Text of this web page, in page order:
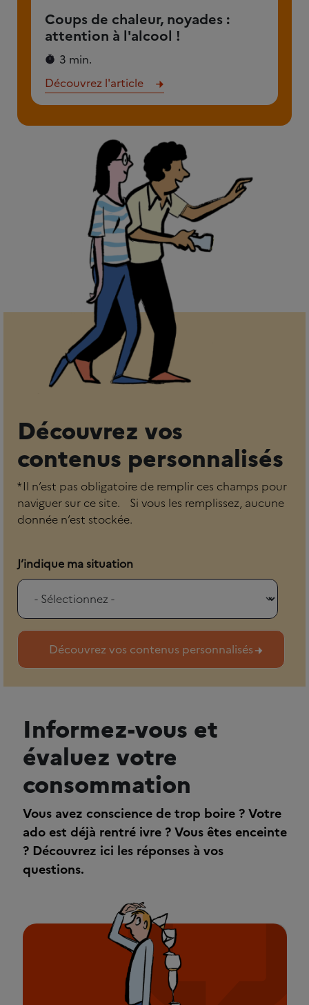
Coups de chaleur, noyades :
attention à l'alcool !
3 min.
Découvrez l'article
Découvrez vos
contenus personnalisés
* Il n’est pas obligatoire de remplir ces champs pour
naviguer sur ce site. Si vous les remplissez, aucune
donnée n’est stockée.
J’indique ma situation
Informez-vous et
évaluez votre
consommation
Vous avez conscience de trop boire ? Votre
ado est déjà rentré ivre ? Vous êtes enceinte
? Découvrez ici les réponses à vos
questions.